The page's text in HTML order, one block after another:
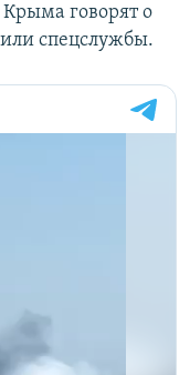
говорят о
спецслужбы.